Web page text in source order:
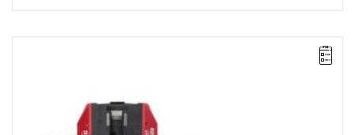
Sprawdź szczegóły promocji